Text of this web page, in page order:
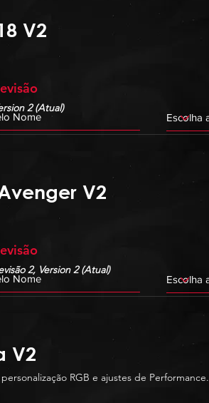
V2
2 (Atual)
V2
2, Version 2 (Atual)
V2
RGB e ajustes de Performance.